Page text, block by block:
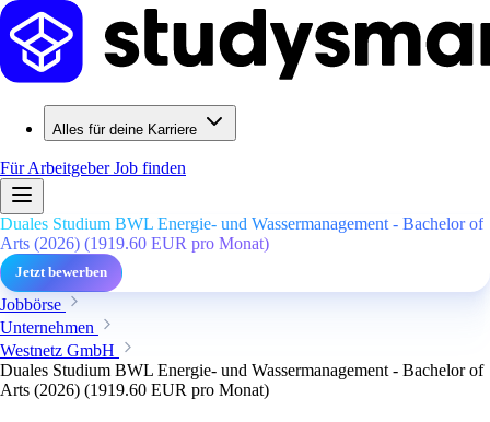
Alles für deine Karriere
Für ArbeitgeberJob finden
Duales Studium BWL Energie- und Wassermanagement - Bachelor of
Arts (2026) (1919.60 EUR pro Monat)
Jetzt bewerben
Jobbörse
Unternehmen
Westnetz GmbH
Duales Studium BWL Energie- und Wassermanagement - Bachelor of
Arts (2026) (1919.60 EUR pro Monat)